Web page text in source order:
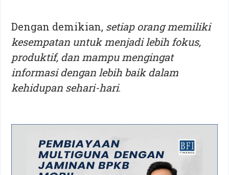
Dengan demikian, setiap orang memiliki
kesempatan untuk menjadi lebih fokus,
produktif, dan mampu mengingat
informasi dengan lebih baik dalam
kehidupan sehari-hari.